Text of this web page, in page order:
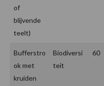
of
blijvende
teelt)
Bufferstro
ok met
kruiden
Biodiversi
teit
60